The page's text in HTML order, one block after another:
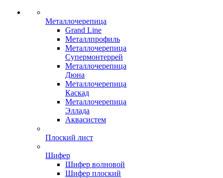
Металлочерепица
Grand Line
Металлпрофиль
Металлочерепица
Супермонтеррей
Металлочерепица
Дюна
Металлочерепица
Каскад
Металлочерепица
Эллада
Аквасистем
Плоский лист
Шифер
Шифер волновой
Шифер плоский